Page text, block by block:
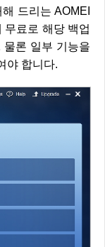
드리는 AOMEI
무료로 해당 백업
물론 일부 기능을
야 합니다.